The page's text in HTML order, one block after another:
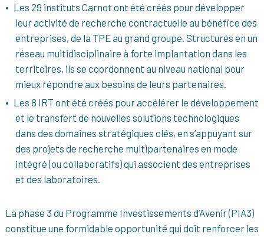
Les 29 instituts Carnot ont été créés pour développer
leur activité de recherche contractuelle au bénéfice des
entreprises, de la TPE au grand groupe. Structurés en un
réseau multidisciplinaire à forte implantation dans les
territoires, ils se coordonnent au niveau national pour
mieux répondre aux besoins de leurs partenaires.
Les 8 IRT ont été créés pour accélérer le développement
et le transfert de nouvelles solutions technologiques
dans des domaines stratégiques clés, en s’appuyant sur
des projets de recherche multipartenaires en mode
intégré (ou collaboratifs) qui associent des entreprises
et des laboratoires.
La phase 3 du Programme Investissements d’Avenir (PIA3)
constitue une formidable opportunité qui doit renforcer les